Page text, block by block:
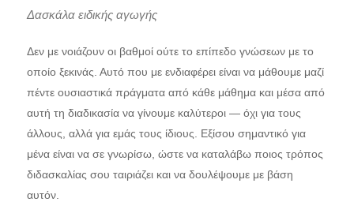
Δασκάλα ειδικής αγωγής
Δεν με νοιάζουν οι βαθμοί ούτε το επίπεδο γνώσεων με το
οποίο ξεκινάς. Αυτό που με ενδιαφέρει είναι να μάθουμε μαζί
πέντε ουσιαστικά πράγματα από κάθε μάθημα και μέσα από
αυτή τη διαδικασία να γίνουμε καλύτεροι — όχι για τους
άλλους, αλλά για εμάς τους ίδιους. Εξίσου σημαντικό για
μένα είναι να σε γνωρίσω, ώστε να καταλάβω ποιος τρόπος
διδασκαλίας σου ταιριάζει και να δουλέψουμε με βάση
αυτόν.